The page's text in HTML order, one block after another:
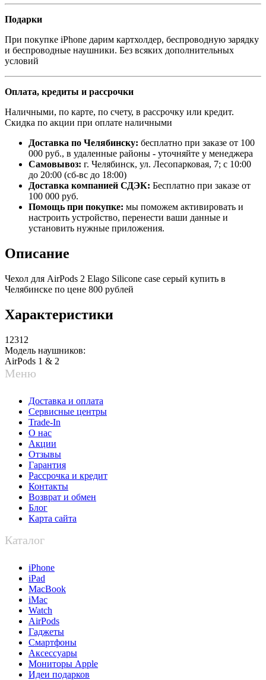
Подарки
При покупке iPhone дарим картхолдер, беспроводную зарядку
и беспроводные наушники. Без всяких дополнительных
условий
Оплата, кредиты и рассрочки
Наличными, по карте, по счету, в рассрочку или кредит.
Скидка по акции при оплате наличными
Доставка по Челябинску: бесплатно при заказе от 100
000 руб., в удаленные районы - уточняйте у менеджера
Самовывоз: г. Челябинск, ул. Лесопарковая, 7; с 10:00
до 20:00 (сб-вс до 18:00)
Доставка компанией СДЭК: Бесплатно при заказе от
100 000 руб.
Помощь при покупке: мы поможем активировать и
настроить устройство, перенести ваши данные и
установить нужные приложения.
Описание
Чехол для AirPods 2 Elago Silicone case серый купить в
Челябинске по цене 800 рублей
Характеристики
12312
Модель наушников:
AirPods 1 & 2
Меню
Доставка и оплата
Сервисные центры
Trade-In
О нас
Акции
Отзывы
Гарантия
Рассрочка и кредит
Контакты
Возврат и обмен
Блог
Карта сайта
Каталог
iPhone
iPad
MacBook
iMac
Watch
AirPods
Гаджеты
Смартфоны
Аксессуары
Мониторы Apple
Идеи подарков